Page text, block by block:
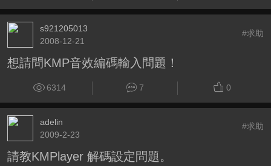
s921205013
2008-12-21
#求助
想請問KMP音效編碼輸入問題！
6314 7 0
adelin
2009-2-23
#求助
請教KMPlayer 解碼設定問題。